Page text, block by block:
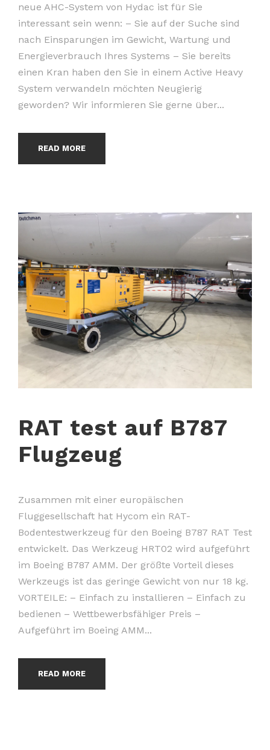
neue AHC-System von Hydac ist für Sie
interessant sein wenn: – Sie auf der Suche sind
nach Einsparungen im Gewicht, Wartung und
Energieverbrauch Ihres Systems – Sie bereits
einen Kran haben den Sie in einem Active Heavy
System verwandeln möchten Neugierig
geworden? Wir informieren Sie gerne über...
READ MORE
RAT test auf B787
Flugzeug
Zusammen mit einer europäischen
Fluggesellschaft hat Hycom ein RAT-
Bodentestwerkzeug für den Boeing B787 RAT Test
entwickelt. Das Werkzeug HRT02 wird aufgeführt
im Boeing B787 AMM. Der größte Vorteil dieses
Werkzeugs ist das geringe Gewicht von nur 18 kg.
VORTEILE: – Einfach zu installieren – Einfach zu
bedienen – Wettbewerbsfähiger Preis –
Aufgeführt im Boeing AMM...
READ MORE